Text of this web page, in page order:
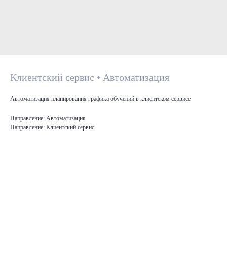
Клиентский сервис • Автоматизация
Автоматизация планирования графика обучений в клиентском сервисе
Направление: Автоматизация
Направление: Клиентский сервис